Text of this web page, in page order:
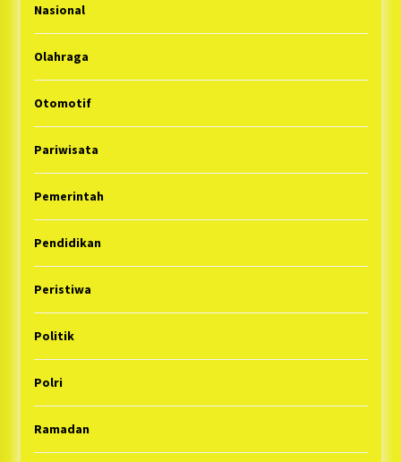
Nasional
Olahraga
Otomotif
Pariwisata
Pemerintah
Pendidikan
Peristiwa
Politik
Polri
Ramadan